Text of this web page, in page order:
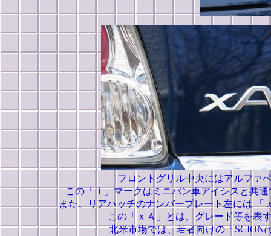
フロントグリル中央にはアルファ
この「ｉ」マークはミニバン車アイシスと共
また、リアハッチのナンバープレート左には 「
この「ｘＡ」とは、グレード等を表
北米市場では、若者向けの「SCION(